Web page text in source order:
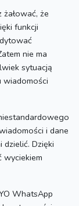
żałować, że
funkcji
nie ma
sytuacją
wiadomości
i dane
dzielić. Dzięki
wyciekiem
WhatsApp